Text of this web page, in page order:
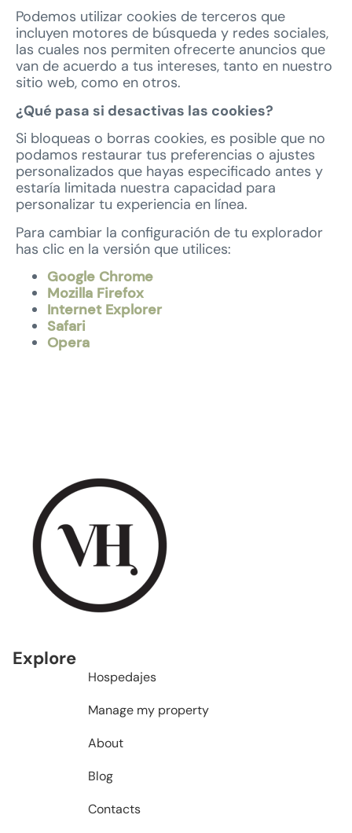
Podemos utilizar cookies de terceros que
incluyen motores de búsqueda y redes sociales,
las cuales nos permiten ofrecerte anuncios que
van de acuerdo a tus intereses, tanto en nuestro
sitio web, como en otros.
¿Qué pasa si desactivas las cookies?
Si bloqueas o borras cookies, es posible que no
podamos restaurar tus preferencias o ajustes
personalizados que hayas especificado antes y
estaría limitada nuestra capacidad para
personalizar tu experiencia en línea.
Para cambiar la configuración de tu explorador
has clic en la versión que utilices:
Google Chrome
Mozilla Firefox
Internet Explorer
Safari
Opera
Explore
Hospedajes
Manage my property
About
Blog
Contacts